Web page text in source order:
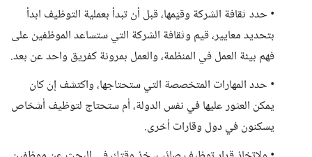
• حدد ثقافة الشركة وقيَمها، قبل أن تبدأ بعملية التوظيف ابدأ
بتحديد معايير، قيم وثقافة الشركة التي ستساعد الموظفين على
فهم بيئة العمل في المنظمة، والعمل بمرونة كفريق واحد عن بعد.
• حدد المهارات المتخصصة التي ستحتاجها، واكتشف إن كان
يمكن العثور عليها في نفس الدولة، أم ستحتاج لتوظيف أشخاص
يسكنون في دول وقارات أخرى.